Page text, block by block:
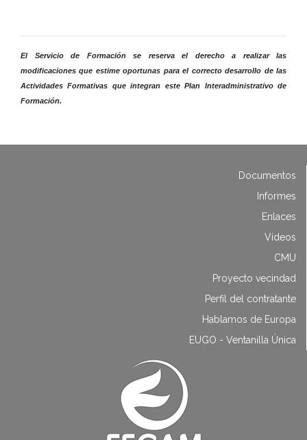
El Servicio de Formación se reserva el derecho a realizar las
modificaciones que estime oportunas para el correcto desarrollo de las
Actividades Formativas que integran este Plan Interadministrativo de
Formación.
Documentos
Informes
Enlaces
Vídeos
CMU
Proyecto vecindad
Perfil del contratante
Hablamos de Europa
EUGO - Ventanilla Única